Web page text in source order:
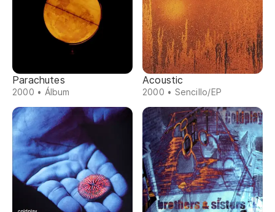
Parachutes
2000 • Álbum
Acoustic
2000 • Sencillo/EP